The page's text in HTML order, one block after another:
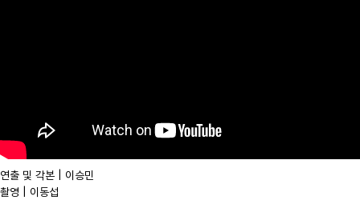
연출 및 각본 | 이승민
촬영 | 이동섭